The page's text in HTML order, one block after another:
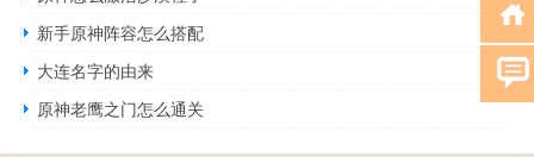
新手原神阵容怎么搭配
大连名字的由来
原神老鹰之门怎么通关